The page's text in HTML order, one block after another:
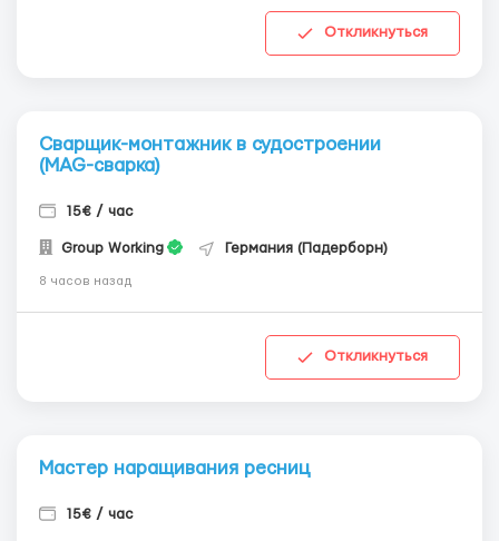
Откликнуться
Сварщик-монтажник в судостроении
(MAG-сварка)
15€ / час
Group Working Германия (Падерборн)
8 часов назад
Откликнуться
Мастер наращивания ресниц
15€ / час